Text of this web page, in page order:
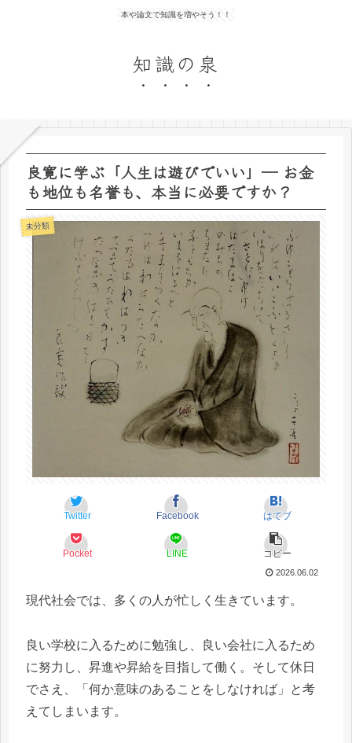
本や論文で知識を増やそう！！
知識の泉
良寛に学ぶ「人生は遊びでいい」― お金
も地位も名誉も、本当に必要ですか？
未分類
Twitter Facebook はてブ
Pocket LINE コピー
2026.06.02
現代社会では、多くの人が忙しく生きています。
良い学校に入るために勉強し、良い会社に入るため
に努力し、昇進や昇給を目指して働く。そして休日
でさえ、「何か意味のあることをしなければ」と考
えてしまいます。